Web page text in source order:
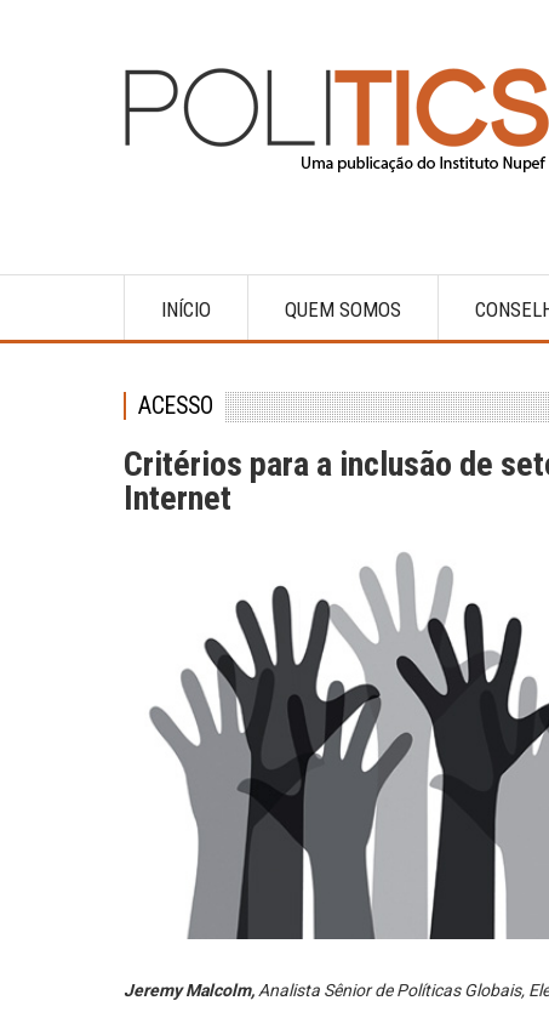
Main
navigation
INÍCIO QUEM SOMOS
ACESSO
Critérios para a inclusão de
Internet
Jeremy Malcolm,Analista Sênior de Políticas Globais,